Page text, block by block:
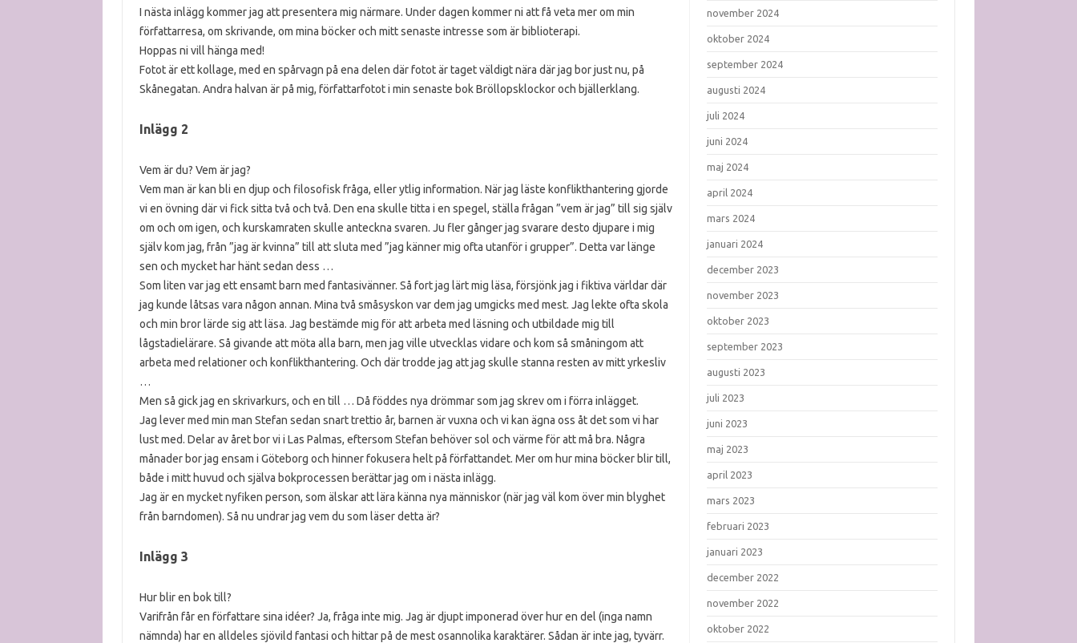
I nästa inlägg kommer jag att presentera mig närmare. Under dagen kommer ni att få veta mer om min
författarresa, om skrivande, om mina böcker och mitt senaste intresse som är biblioterapi.
Hoppas ni vill hänga med!
Fotot är ett kollage, med en spårvagn på ena delen där fotot är taget väldigt nära där jag bor just nu, på
Skånegatan. Andra halvan är på mig, författarfotot i min senaste bok Bröllopsklockor och bjällerklang.
Inlägg 2
Vem är du? Vem är jag?
Vem man är kan bli en djup och filosofisk fråga, eller ytlig information. När jag läste konflikthantering gjorde
vi en övning där vi fick sitta två och två. Den ena skulle titta i en spegel, ställa frågan ”vem är jag” till sig själv
om och om igen, och kurskamraten skulle anteckna svaren. Ju fler gånger jag svarare desto djupare i mig
själv kom jag, från ”jag är kvinna” till att sluta med ”jag känner mig ofta utanför i grupper”. Detta var länge
sen och mycket har hänt sedan dess …
Som liten var jag ett ensamt barn med fantasivänner. Så fort jag lärt mig läsa, försjönk jag i fiktiva världar där
jag kunde låtsas vara någon annan. Mina två småsyskon var dem jag umgicks med mest. Jag lekte ofta skola
och min bror lärde sig att läsa. Jag bestämde mig för att arbeta med läsning och utbildade mig till
lågstadielärare. Så givande att möta alla barn, men jag ville utvecklas vidare och kom så småningom att
arbeta med relationer och konflikthantering. Och där trodde jag att jag skulle stanna resten av mitt yrkesliv
…
Men så gick jag en skrivarkurs, och en till … Då föddes nya drömmar som jag skrev om i förra inlägget.
Jag lever med min man Stefan sedan snart trettio år, barnen är vuxna och vi kan ägna oss åt det som vi har
lust med. Delar av året bor vi i Las Palmas, eftersom Stefan behöver sol och värme för att må bra. Några
månader bor jag ensam i Göteborg och hinner fokusera helt på författandet. Mer om hur mina böcker blir till,
både i mitt huvud och själva bokprocessen berättar jag om i nästa inlägg.
Jag är en mycket nyfiken person, som älskar att lära känna nya människor (när jag väl kom över min blyghet
från barndomen). Så nu undrar jag vem du som läser detta är?
Inlägg 3
Hur blir en bok till?
Varifrån får en författare sina idéer? Ja, fråga inte mig. Jag är djupt imponerad över hur en del (inga namn
nämnda) har en alldeles sjövild fantasi och hittar på de mest osannolika karaktärer. Sådan är inte jag, tyvärr.
november 2024
oktober 2024
september 2024
augusti 2024
juli 2024
juni 2024
maj 2024
april 2024
mars 2024
januari 2024
december 2023
november 2023
oktober 2023
september 2023
augusti 2023
juli 2023
juni 2023
maj 2023
april 2023
mars 2023
februari 2023
januari 2023
december 2022
november 2022
oktober 2022